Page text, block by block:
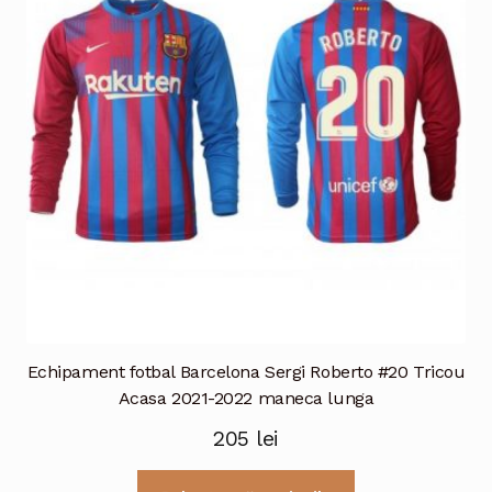
pot
fi
alese
în
pagina
produsului.
Echipament fotbal Barcelona Sergi Roberto #20 Tricou
Acasa 2021-2022 maneca lunga
205 lei